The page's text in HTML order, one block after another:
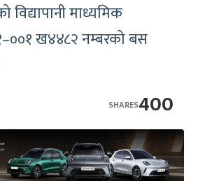
विद्यापानी माध्यमिक
ख४४८२ नम्बरको बस
400
SHARES